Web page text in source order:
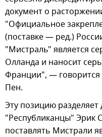
документ о
"Официальное
(поставке — ред.)
"Мистраль" является
Олланда и наносит
Франции", —
Пен.
Эту позицию разделяет
"Республиканцы" Эрик
поставлять Мистрали